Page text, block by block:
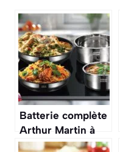
Batterie complète
Arthur Martin à
prix choc :